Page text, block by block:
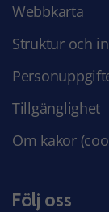
Webbkarta
Struktur och
Tillgänglighet
Om kakor
Följ oss